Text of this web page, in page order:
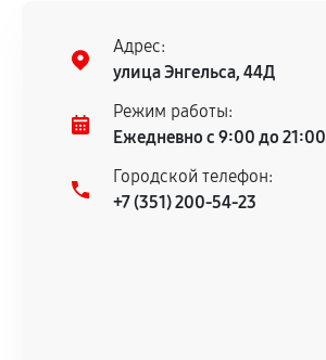
Адрес:
улица Энгельса, 44Д
Режим работы:
Ежедневно с 9:00 до 21:00
Городской телефон:
+7 (351) 200-54-23